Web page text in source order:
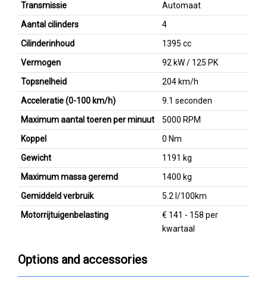
Transmissie
Automaat
Aantal cilinders
4
Cilinderinhoud
1395 cc
Vermogen
92 kW / 125 PK
Topsnelheid
204 km/h
Acceleratie (0-100 km/h)
9.1 seconden
Maximum aantal toeren per minuut
5000 RPM
Koppel
0 Nm
Gewicht
1191 kg
Maximum massa geremd
1400 kg
Gemiddeld verbruik
5.2 l/100km
Motorrijtuigenbelasting
€ 141 - 158 per
kwartaal
Options and accessories